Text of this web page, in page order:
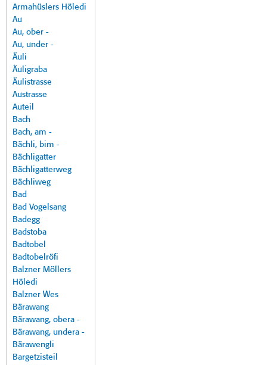
Armahüslers Höledi
Au
Au, ober -
Au, under -
Äuli
Äuligraba
Äulistrasse
Austrasse
Auteil
Bach
Bach, am -
Bächli, bim -
Bächligatter
Bächligatterweg
Bächliweg
Bad
Bad Vogelsang
Badegg
Badstoba
Badtobel
Badtobelröfi
Balzner Möllers
Höledi
Balzner Wes
Bärawang
Bärawang, obera -
Bärawang, undera -
Bärawengli
Bargetzisteil